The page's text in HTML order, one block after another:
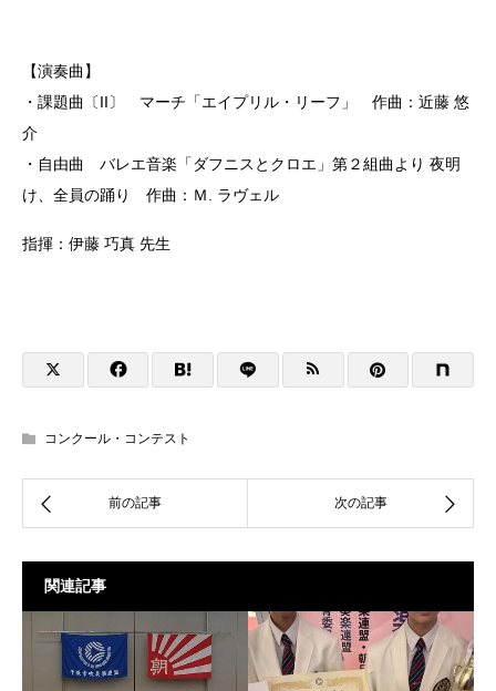
【演奏曲】
・課題曲〔II〕 マーチ「エイプリル・リーフ」 作曲：近藤 悠
介
・自由曲 バレエ音楽「ダフニスとクロエ」第２組曲より 夜明
け、全員の踊り 作曲：Ｍ. ラヴェル
指揮：伊藤 巧真 先生
コンクール・コンテスト
関連記事